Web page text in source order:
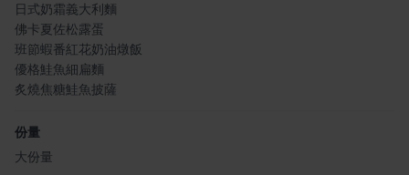
日式奶霜義大利麵
佛卡夏佐松露蛋
班節蝦番紅花奶油燉飯
優格鮭魚細扁麵
炙燒焦糖鮭魚披薩
份量
大份量